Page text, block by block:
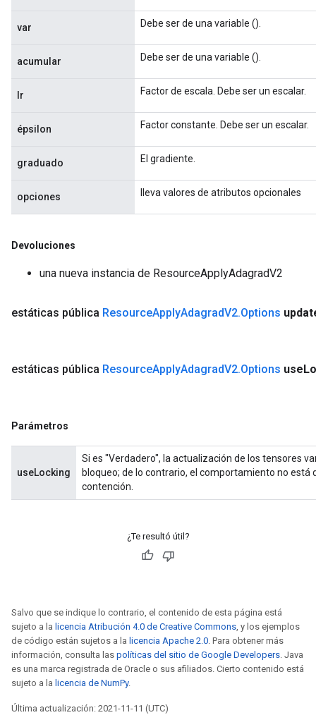
var Debe ser de una variable ().
acumular Debe ser de una variable ().
lr Factor de escala. Debe ser un escalar.
épsilon Factor constante. Debe ser un escalar.
graduado El gradiente.
opciones lleva valores de atributos opcionales
Devoluciones
una nueva instancia de ResourceApplyAdagradV2
estáticas pública ResourceApplyAdagradV2.Options
estáticas pública ResourceApplyAdagradV2.Options use
Parámetros
useLocking
Si es "Verdadero", la actualización de los tensores
bloqueo; de lo contrario, el comportamiento no
contención.
¿Te resultó útil?
Salvo que se indique lo contrario, el contenido de esta página está
sujeto a la licencia Atribución 4.0 de Creative Commons, y los ejemplos
de código están sujetos a la licencia Apache 2.0. Para obtener más
información, consulta las políticas del sitio de Google Developers. Java
es una marca registrada de Oracle o sus afiliados. Cierto contenido está
sujeto a la licencia de NumPy.
Última actualización: 2021-11-11 (UTC)